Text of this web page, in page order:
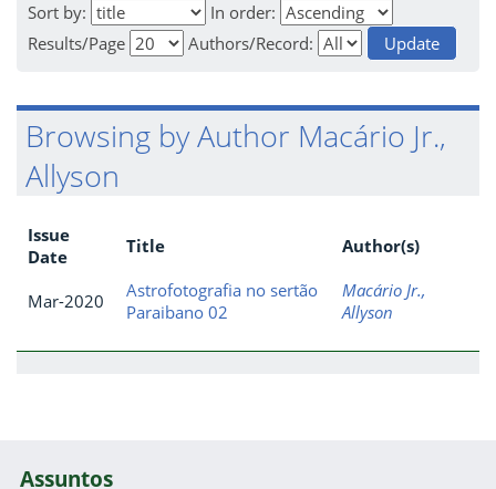
Sort by:
In order:
Results/Page
Authors/Record:
Browsing by Author Macário Jr.,
Allyson
Issue
Date
Title Author(s)
Mar-2020
Astrofotografia no sertão
Paraibano 02
Macário Jr.,
Allyson
Assuntos